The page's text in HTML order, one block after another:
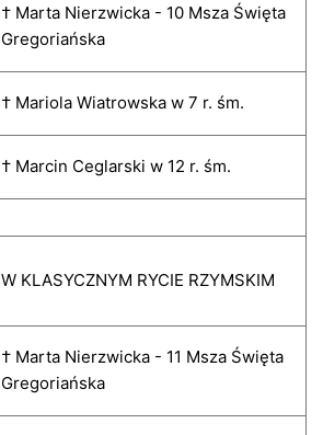
† Marta Nierzwicka - 10 Msza Święta
Gregoriańska
† Mariola Wiatrowska w 7 r. śm.
† Marcin Ceglarski w 12 r. śm.
W KLASYCZNYM RYCIE RZYMSKIM
† Marta Nierzwicka - 11 Msza Święta
Gregoriańska